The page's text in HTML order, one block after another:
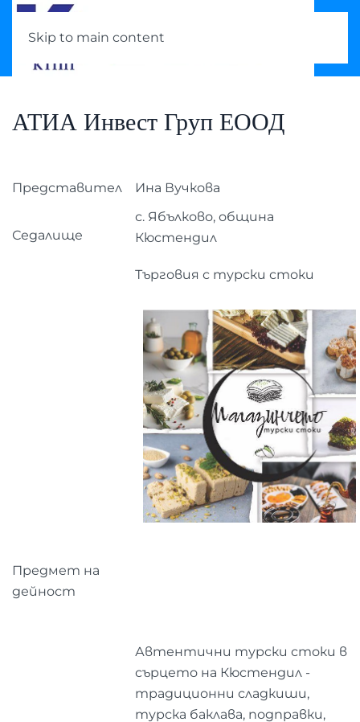
Skip to main content
АТИА Инвест Груп ЕООД
Представител Ина Вучкова
Седалище
с. Ябълково, община
Кюстендил
Предмет на
дейност
Търговия с турски стоки
Автентични турски стоки в
сърцето на Кюстендил -
традиционни сладкиши,
турска баклава, подправки,